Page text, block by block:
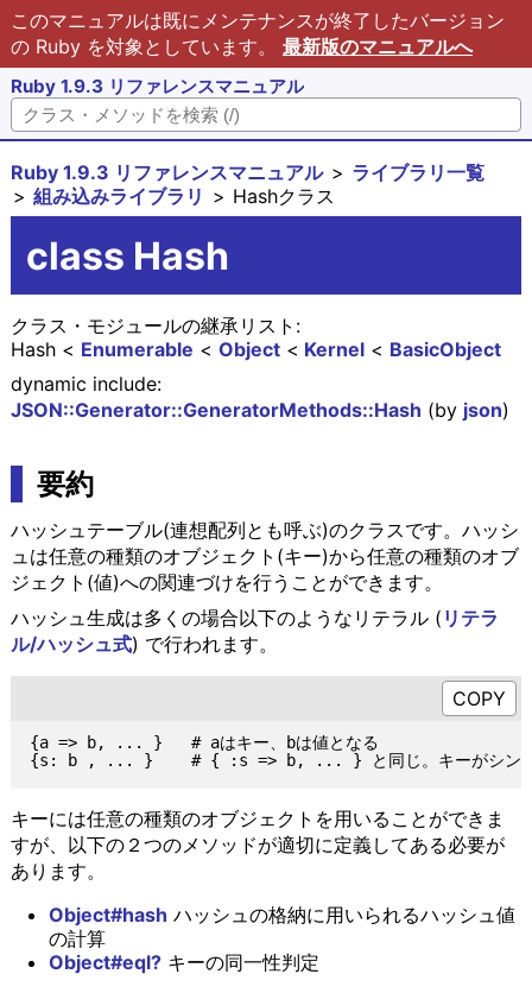
このマニュアルは既にメンテナンスが終了したバージョン
の Ruby を対象としています。 最新版のマニュアルへ
Ruby 1.9.3 リファレンスマニュアル
Ruby 1.9.3 リファレンスマニュアル
ライブラリ一覧
組み込みライブラリ
Hashクラス
class Hash
クラス・モジュールの継承リスト:
BasicObject
Kernel
Object
Enumerable
Hash
dynamic include:
JSON::Generator::GeneratorMethods::Hash (by json)
要約
ハッシュテーブル(連想配列とも呼ぶ)のクラスです。ハッシ
ュは任意の種類のオブジェクト(キー)から任意の種類のオブ
ジェクト(値)への関連づけを行うことができます。
ハッシュ生成は多くの場合以下のようなリテラル ( リテラ
ル/ハッシュ式) で行われます。
{a => b, ... }   # aはキー、bは値となる
キーには任意の種類のオブジェクトを用いることができま
すが、以下の２つのメソッドが適切に定義してある必要が
あります。
Object#hash ハッシュの格納に用いられるハッシュ値
の計算
Object#eql?キーの同一性判定